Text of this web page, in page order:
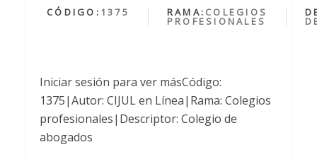
CÓDIGO: 1375 RAMA: COLEGIOS
PROFESIONALES
Iniciar sesión para ver másCódigo:
1375|Autor: CIJUL en Línea|Rama: Colegios
profesionales|Descriptor: Colegio de
abogados